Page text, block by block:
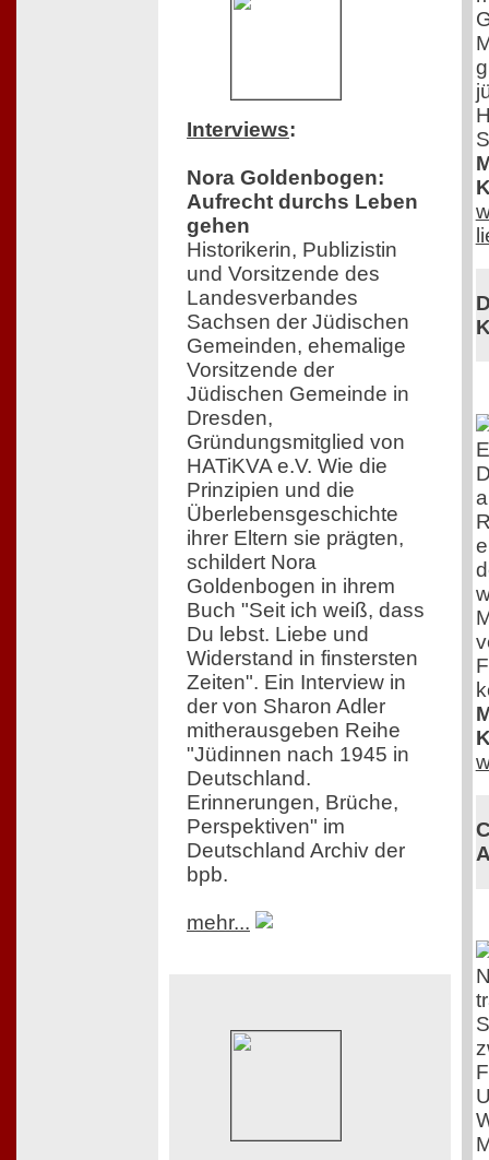
Interviews:
Nora Goldenbogen:
Aufrecht durchs Leben
gehen
Historikerin, Publizistin
und Vorsitzende des
Landesverbandes
Sachsen der Jüdischen
Gemeinden, ehemalige
Vorsitzende der
Jüdischen Gemeinde in
Dresden,
Gründungsmitglied von
HATiKVA e.V. Wie die
Prinzipien und die
Überlebensgeschichte
ihrer Eltern sie prägten,
schildert Nora
Goldenbogen in ihrem
Buch "Seit ich weiß, dass
Du lebst. Liebe und
Widerstand in finstersten
Zeiten". Ein Interview in
der von Sharon Adler
mitherausgeben Reihe
"Jüdinnen nach 1945 in
Deutschland.
Erinnerungen, Brüche,
Perspektiven" im
Deutschland Archiv der
bpb.
mehr...